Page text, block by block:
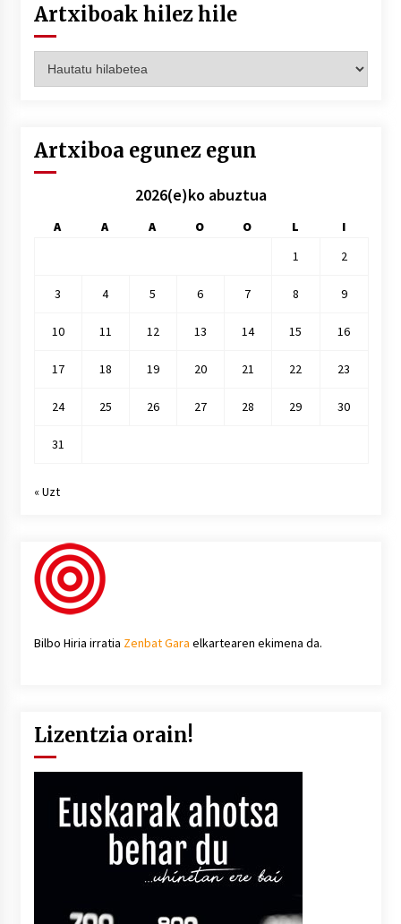
Artxiboak hilez hile
hilez
Artxiboa egunez egun
2026(e)ko abuztua
A A A O O L
I
1
2
3 4 5 6 7 8 9
10 11 12 13 14 15 16
17 18 19 20 21 22 23
24 25 26 27 28 29 30
31
« Uzt
Bilbo Hiria irratia Zenbat Gara elkartearen ekimena da.
Lizentzia orain!